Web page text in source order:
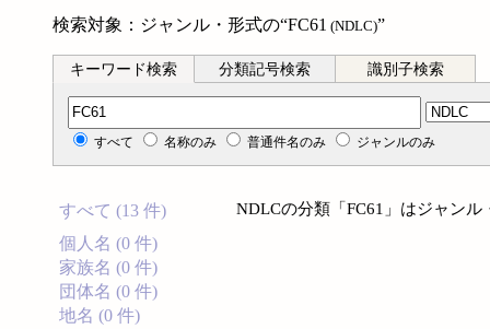
検索対象：ジャンル・形式の“FC61 (NDLC)”
キーワード検索 分類記号検索 識別子検索
分類記号検索
すべて 名称のみ 普通件名のみ ジャンルのみ
すべて (13 件)
個人名 (0 件)
家族名 (0 件)
団体名 (0 件)
地名 (0 件)
NDLCの分類「FC61」はジャン